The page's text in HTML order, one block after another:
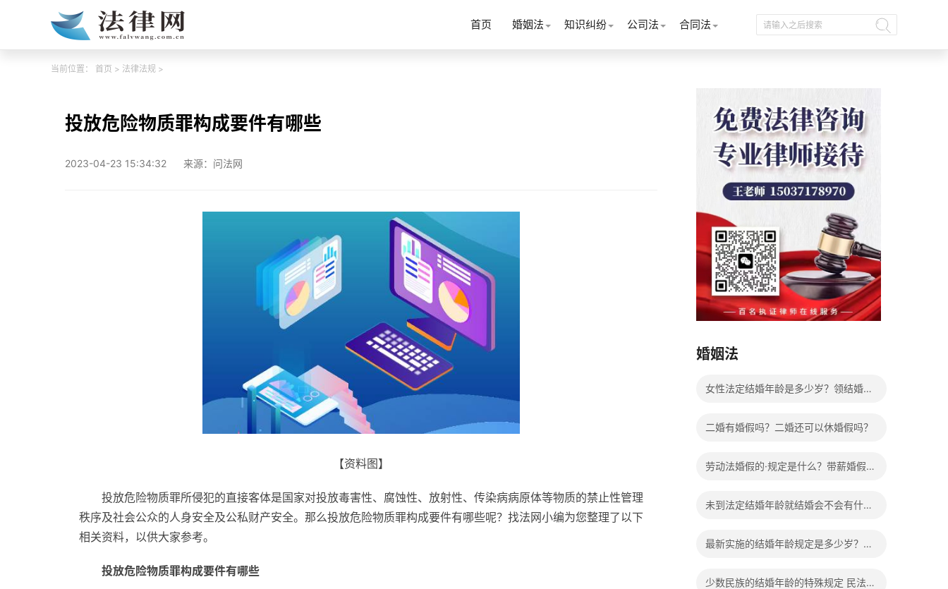
首页 婚姻法 知识纠纷 公司法 合同法
当前位置： 首页 > 法律法规 >
投放危险物质罪构成要件有哪些
2023-04-23 15:34:32 来源：问法网
【资料图】
投放危险物质罪所侵犯的直接客体是国家对投放毒害性、腐蚀性、放射性、传染病病原体等物质的禁止性管理
秩序及社会公众的人身安全及公私财产安全。那么投放危险物质罪构成要件有哪些呢？找法网小编为您整理了以下
相关资料，以供大家参考。
投放危险物质罪构成要件有哪些
婚姻法
女性法定结婚年龄是多少岁？领结婚证
二婚有婚假吗？二婚还可以休婚假吗？
劳动法婚假的·规定是什么？带薪婚假工
未到法定结婚年龄就结婚会不会有什么
最新实施的结婚年龄规定是多少岁？法
少数民族的结婚年龄的特殊规定 民法典